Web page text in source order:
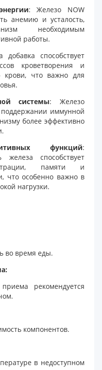
: Железо NOW
анемию и усталость,
необходимым
работы.
добавка способствует
кроветворения и
крови, что важно для
системы: Железо
иммунной
более эффективно
функций:
железа способствует
памяти и
что особенно важно в
нагрузки.
во время еды.
рекомендуется
компонентов.
в недоступном